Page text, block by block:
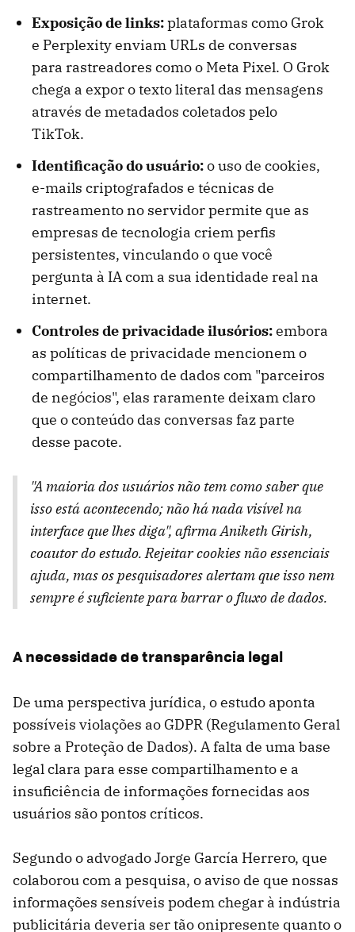
Exposição de links:plataformas como Grok
e Perplexity enviam URLs de conversas
para rastreadores como o Meta Pixel. O Grok
chega a expor o texto literal das mensagens
através de metadados coletados pelo
TikTok.
Identificação do usuário:o uso de cookies,
e-mails criptografados e técnicas de
rastreamento no servidor permite que as
empresas de tecnologia criem perfis
persistentes, vinculando o que você
pergunta à IA com a sua identidade real na
internet.
Controles de privacidade ilusórios:embora
as políticas de privacidade mencionem o
compartilhamento de dados com "parceiros
de negócios", elas raramente deixam claro
que o conteúdo das conversas faz parte
desse pacote.
"A maioria dos usuários não tem como saber que
isso está acontecendo; não há nada visível na
interface que lhes diga", afirma Aniketh Girish,
coautor do estudo. Rejeitar cookies não essenciais
ajuda, mas os pesquisadores alertam que isso nem
sempre é suficiente para barrar o fluxo de dados.
A necessidade de transparência legal
De uma perspectiva jurídica, o estudo aponta
possíveis violações ao GDPR (Regulamento Geral
sobre a Proteção de Dados). A falta de uma base
legal clara para esse compartilhamento e a
insuficiência de informações fornecidas aos
usuários são pontos críticos.
Segundo o advogado Jorge García Herrero, que
colaborou com a pesquisa, o aviso de que nossas
informações sensíveis podem chegar à indústria
publicitária deveria ser tão onipresente quanto o